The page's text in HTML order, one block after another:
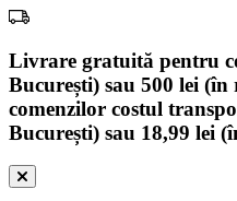
Livrare gratuită pentru
București) sau 500 lei
comenzilor costul
București) sau 18,99 lei